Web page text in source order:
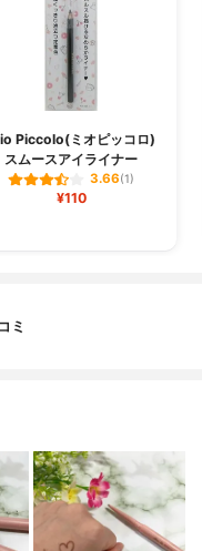
Piccolo(ミオピッコロ)
スムースアイライナー
3.66(1)
¥110
ミ